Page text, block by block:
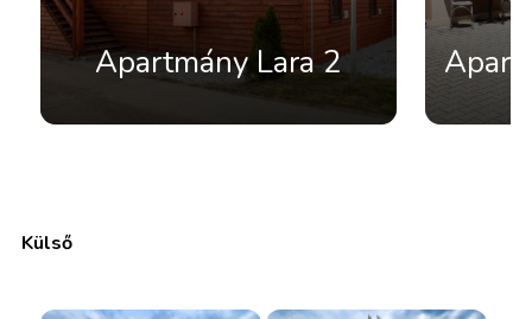
Apartmány Lara 2
Külső